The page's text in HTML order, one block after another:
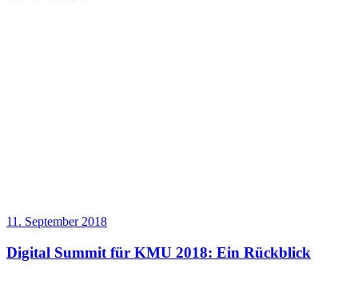
11. September 2018
Digital Summit für KMU 2018: Ein Rückblick